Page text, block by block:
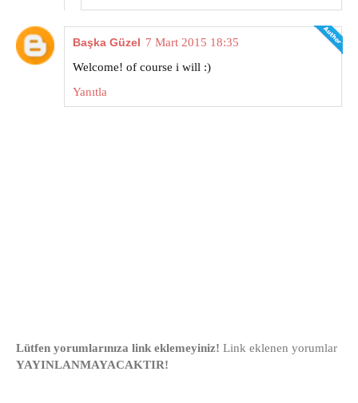
Başka Güzel 7 Mart 2015 18:35
Welcome! of course i will :)
Yanıtla
Lütfen yorumlarınıza link eklemeyiniz! Link eklenen yorumlar
YAYINLANMAYACAKTIR!